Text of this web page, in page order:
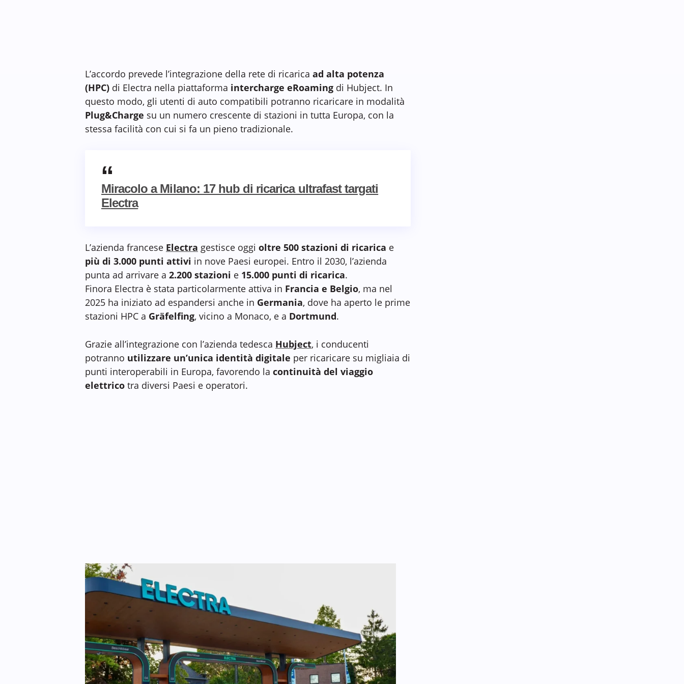
L’accordo prevede l’integrazione della rete di ricarica ad alta potenza
(HPC) di Electra nella piattaforma intercharge eRoaming di Hubject. In
questo modo, gli utenti di auto compatibili potranno ricaricare in modalità
Plug&Charge su un numero crescente di stazioni in tutta Europa, con la
stessa facilità con cui si fa un pieno tradizionale.
Miracolo a Milano: 17 hub di ricarica ultrafast targati
Electra
L’azienda francese Electra gestisce oggi oltre 500 stazioni di ricarica e
più di 3.000 punti attivi in nove Paesi europei. Entro il 2030, l’azienda
punta ad arrivare a 2.200 stazioni e 15.000 punti di ricarica.
Finora Electra è stata particolarmente attiva in Francia e Belgio, ma nel
2025 ha iniziato ad espandersi anche in Germania, dove ha aperto le prime
stazioni HPC a Gräfelfing, vicino a Monaco, e a Dortmund.
Grazie all’integrazione con l’azienda tedesca Hubject, i conducenti
potranno utilizzare un’unica identità digitale per ricaricare su migliaia di
punti interoperabili in Europa, favorendo la continuità del viaggio
elettrico tra diversi Paesi e operatori.